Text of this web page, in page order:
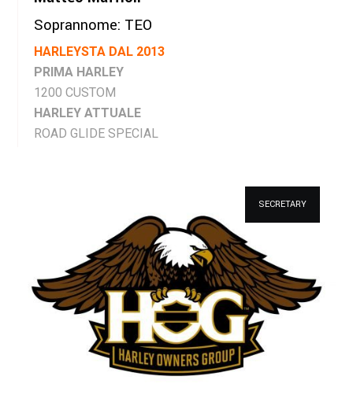
Soprannome: TEO
HARLEYSTA DAL 2013
PRIMA HARLEY
1200 CUSTOM
HARLEY ATTUALE
ROAD GLIDE SPECIAL